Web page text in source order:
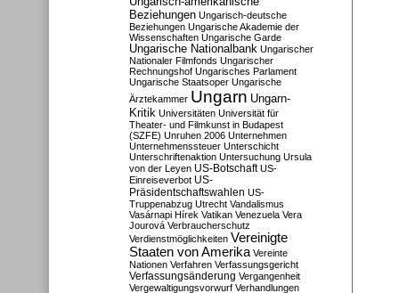
Beziehungen Ungarisch-deutsche
Beziehungen Ungarische Akademie der
Wissenschaften Ungarische Garde
Ungarische Nationalbank Ungarischer
Nationaler Filmfonds Ungarischer
Rechnungshof Ungarisches Parlament
Ungarische Staatsoper Ungarische
Ärztekammer Ungarn Ungarn-
Kritik Universitäten Universität für
Theater- und Filmkunst in Budapest
(SZFE) Unruhen 2006 Unternehmen
Unternehmenssteuer Unterschicht
Unterschriftenaktion Untersuchung Ursula
von der Leyen US-Botschaft US-
Einreiseverbot US-
Präsidentschaftswahlen US-
Truppenabzug Utrecht Vandalismus
Vasárnapi Hírek Vatikan Venezuela Vera
Jourová Verbraucherschutz
Verdienstmöglichkeiten Vereinigte
Staaten von Amerika Vereinte
Nationen Verfahren Verfassungsgericht
Verfassungsänderung Vergangenheit
Vergewaltigungsvorwurf Verhandlungen